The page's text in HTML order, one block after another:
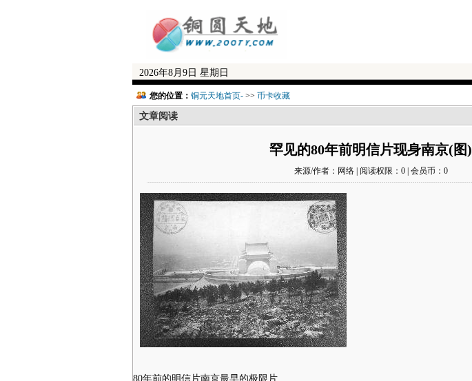
2026年8月9日 星期日
您的位置： 铜元天地首页- >> 币卡收藏
文章阅读
罕见的80年前明信片现身南京(图)
来源/作者：网络 | 阅读权限：0 | 会员币：0
80年前的明信片南京最早的极限片